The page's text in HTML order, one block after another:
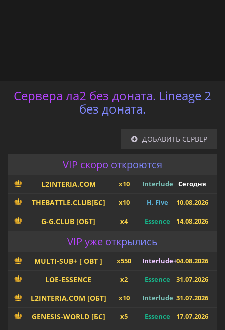
Сервера ла2 без доната. Lineage 2
без доната.
ДОБАВИТЬ СЕРВЕР
VIP скоро откроются
L2INTERIA.COM x10 Interlude Сегодня
THEBATTLE.CLUB[БС] x10 H. Five 10.08.2026
G-G.CLUB [ОБТ] x4 Essence 14.08.2026
VIP уже открылись
MULTI-SUB+ [ OBT ] x550 Interlude+04.08.2026
LOE-ESSENCE x2 Essence 31.07.2026
L2INTERIA.COM [ОБТ] x10 Interlude 31.07.2026
GENESIS-WORLD [БС] x5 Essence 17.07.2026